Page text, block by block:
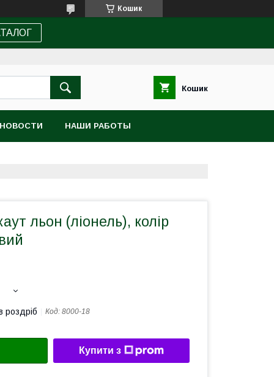
Кошик
Кошик
НОВОСТИ НАШИ РАБОТЫ
льон (ліонель), колір
роздріб Код: 8000-18
Купити з